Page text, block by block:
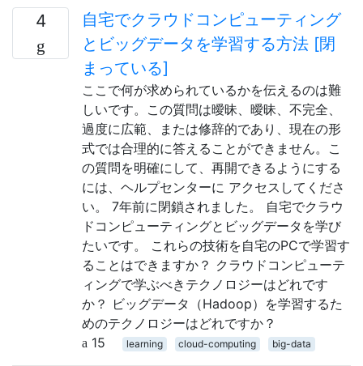
4
自宅でクラウドコンピューティング
とビッグデータを学習する方法 [閉
まっている]
ここで何が求められているかを伝えるのは難
しいです。この質問は曖昧、曖昧、不完全、
過度に広範、または修辞的であり、現在の形
式では合理的に答えることができません。こ
の質問を明確にして、再開できるようにする
には、ヘルプセンターに アクセスしてくださ
い。 7年前に閉鎖されました。 自宅でクラウ
ドコンピューティングとビッグデータを学び
たいです。 これらの技術を自宅のPCで学習す
ることはできますか？ クラウドコンピューテ
ィングで学ぶべきテクノロジーはどれです
か？ ビッグデータ（Hadoop）を学習するた
めのテクノロジーはどれですか？
15
learning cloud-computing big-data